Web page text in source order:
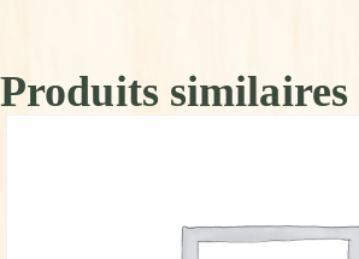
Produits similaires